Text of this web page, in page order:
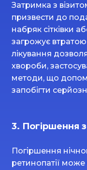
Затримка з
призвести до
набряк сітківки
загрожує
лікування
хвороби,
методи, що
запобігти
3. Погіршення
Погіршення
ретинопатії